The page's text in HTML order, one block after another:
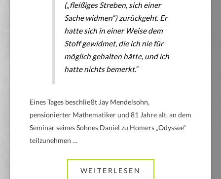
(„fleißiges Streben, sich einer
Sache widmen“) zurückgeht. Er
hatte sich in einer Weise dem
Stoff gewidmet, die ich nie für
möglich gehalten hätte, und ich
hatte nichts bemerkt.“
Eines Tages beschließt Jay Mendelsohn,
pensionierter Mathematiker und 81 Jahre alt, an dem
Seminar seines Sohnes Daniel zu Homers „Odyssee“
teilzunehmen …
WEITERLESEN